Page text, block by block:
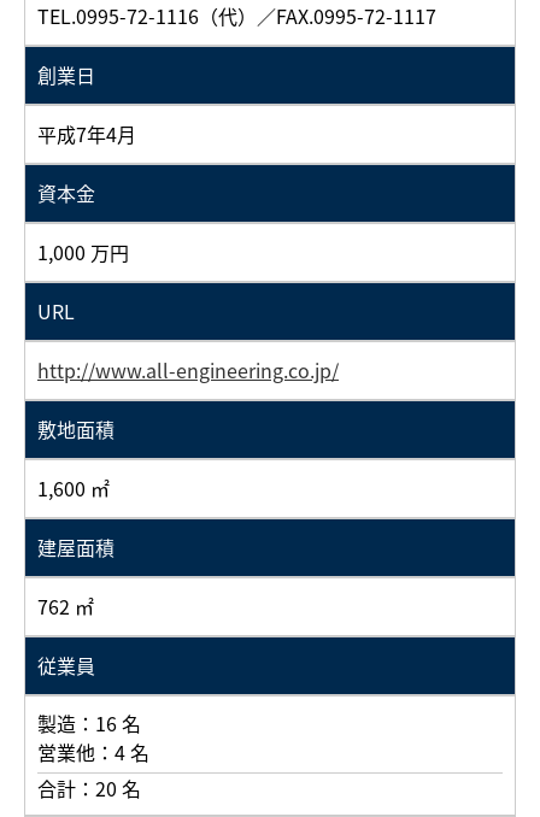
TEL.0995-72-1116（代）／FAX.0995-72-1117
創業日
平成7年4月
資本金
1,000 万円
URL
http://www.all-engineering.co.jp/
敷地面積
1,600 ㎡
建屋面積
762 ㎡
従業員
製造：16 名
営業他：4 名
合計：20 名